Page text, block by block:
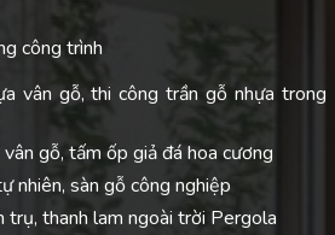
công trình
vân gỗ, thi công trần gỗ nhựa trong
gỗ, tấm ốp giả đá hoa cương
nhiên, sàn gỗ công nghiệp
trụ, thanh lam ngoài trời Pergola